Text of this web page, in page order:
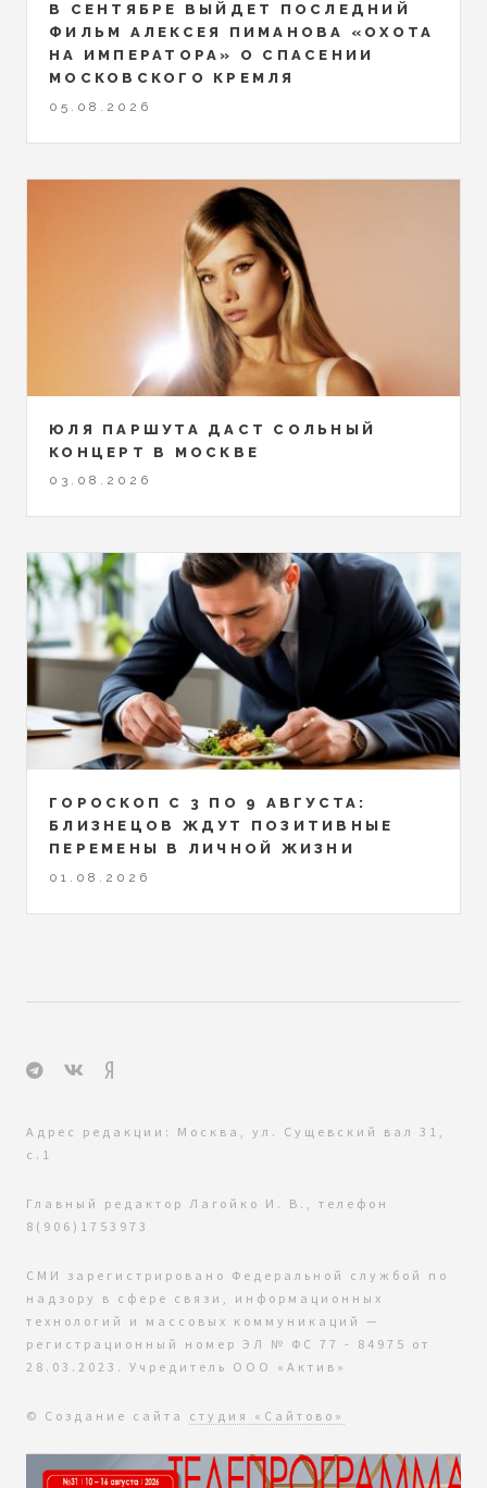
В СЕНТЯБРЕ ВЫЙДЕТ ПОСЛЕДНИЙ
ФИЛЬМ АЛЕКСЕЯ ПИМАНОВА «ОХОТА
НА ИМПЕРАТОРА» О СПАСЕНИИ
МОСКОВСКОГО КРЕМЛЯ
05.08.2026
ЮЛЯ ПАРШУТА ДАСТ СОЛЬНЫЙ
КОНЦЕРТ В МОСКВЕ
03.08.2026
ГОРОСКОП С 3 ПО 9 АВГУСТА:
БЛИЗНЕЦОВ ЖДУТ ПОЗИТИВНЫЕ
ПЕРЕМЕНЫ В ЛИЧНОЙ ЖИЗНИ
01.08.2026
Адрес редакции: Москва, ул. Сущевский вал 31,
с.1
Главный редактор Лагойко И. В., телефон
8(906)1753973
СМИ зарегистрировано Федеральной службой по
надзору в сфере связи, информационных
технологий и массовых коммуникаций —
регистрационный номер ЭЛ № ФС 77 - 84975 от
28.03.2023. Учредитель ООО «Актив»
© Создание сайта студия «Сайтово»